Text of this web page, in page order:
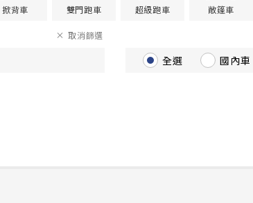
掀背車 雙門跑車 超級跑車 敞篷車
取消篩選
全選 國內車